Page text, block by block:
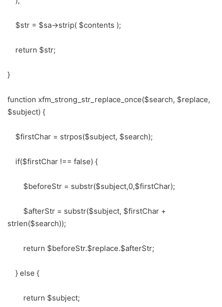
$str = $sa->strip( $contents );
return $str;
}
function xfm_strong_str_replace_once($search, $replace,
$subject) {
$firstChar = strpos($subject, $search);
if($firstChar !== false) {
$beforeStr = substr($subject,0,$firstChar);
$afterStr = substr($subject, $firstChar +
strlen($search));
return $beforeStr.$replace.$afterStr;
} else {
return $subject;